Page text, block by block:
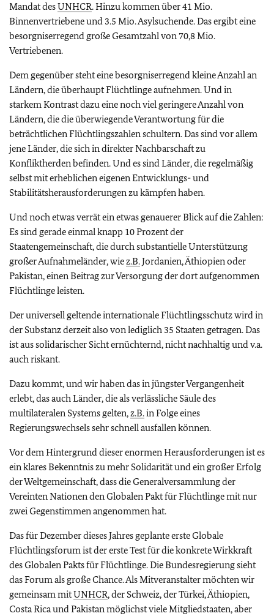
Mandat desUNHCR. Hinzu kommen über 41 Mio.
Binnenvertriebene und 3.5 Mio. Asylsuchende. Das ergibt eine
besorgniserregend große Gesamtzahl von 70,8 Mio.
Vertriebenen.
Dem gegenüber steht eine besorgniserregend kleine Anzahl an
Ländern, die überhaupt Flüchtlinge aufnehmen. Und in
starkem Kontrast dazu eine noch viel geringere Anzahl von
Ländern, die die überwiegende Verantwortung für die
beträchtlichen Flüchtlingszahlen schultern. Das sind vor allem
jene Länder, die sich in direkter Nachbarschaft zu
Konfliktherden befinden. Und es sind Länder, die regelmäßig
selbst mit erheblichen eigenen Entwicklungs- und
Stabilitätsherausforderungen zu kämpfen haben.
Und noch etwas verrät ein etwas genauerer Blick auf die Zahlen:
Es sind gerade einmal knapp 10 Prozent der
Staatengemeinschaft, die durch substantielle Unterstützung
großer Aufnahmeländer, wiez.B.Jordanien, Äthiopien oder
Pakistan, einen Beitrag zur Versorgung der dort aufgenommen
Flüchtlinge leisten.
Der universell geltende internationale Flüchtlingsschutz wird in
der Substanz derzeit also von lediglich 35 Staaten getragen. Das
ist aus solidarischer Sicht ernüchternd, nicht nachhaltig und v.a.
auch riskant.
Dazu kommt, und wir haben das in jüngster Vergangenheit
erlebt, das auch Länder, die als verlässliche Säule des
multilateralen Systems gelten,z.B.in Folge eines
Regierungswechsels sehr schnell ausfallen können.
Vor dem Hintergrund dieser enormen Herausforderungen ist es
ein klares Bekenntnis zu mehr Solidarität und ein großer Erfolg
der Weltgemeinschaft, dass die Generalversammlung der
Vereinten Nationen den Globalen Pakt für Flüchtlinge mit nur
zwei Gegenstimmen angenommen hat.
Das für Dezember dieses Jahres geplante erste Globale
Flüchtlingsforum ist der erste Test für die konkrete Wirkkraft
des Globalen Pakts für Flüchtlinge. Die Bundesregierung sieht
das Forum als große Chance. Als Mitveranstalter möchten wir
gemeinsam mitUNHCR, der Schweiz, der Türkei, Äthiopien,
Costa Rica und Pakistan möglichst viele Mitgliedstaaten, aber